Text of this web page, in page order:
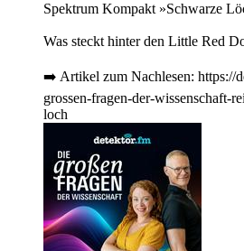
Spektrum Kompakt »Schwarze
Was steckt hinter den Little Red
➡️ Artikel zum Nachlesen: https://
grossen-fragen-der-wissenschaft-
loch